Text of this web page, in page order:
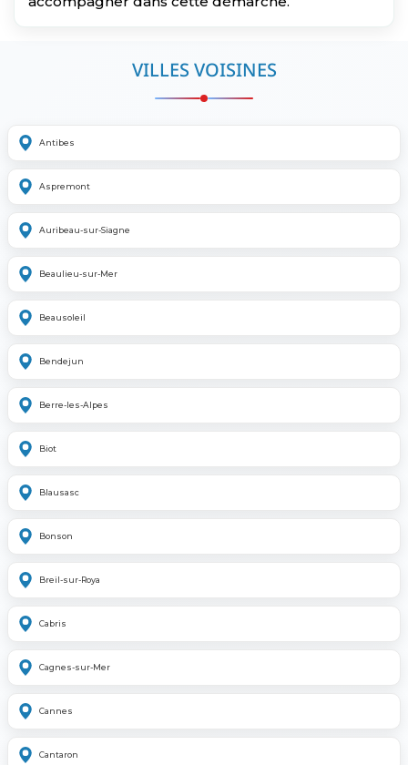
VILLES VOISINES
Antibes
Aspremont
Auribeau-sur-Siagne
Beaulieu-sur-Mer
Beausoleil
Bendejun
Berre-les-Alpes
Biot
Blausasc
Bonson
Breil-sur-Roya
Cabris
Cagnes-sur-Mer
Cannes
Cantaron